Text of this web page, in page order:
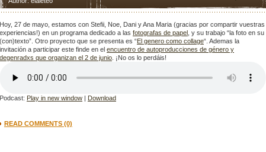
Hoy, 27 de mayo, estamos con Stefii, Noe, Dani y Ana Maria (gracias por compartir vuestras
experiencias!) en un programa dedicado a las fotografas de papel , y su trabajo “la foto en su
(con)texto”. Otro proyecto que se presenta es “El genero como collage“. Ademas la
invitación a participar este finde en el encuentro de autoproducciones de género y
degenradxs que organizan el 2 de junio . ¡No os lo perdáis!
Podcast: Play in new window | Download
READ COMMENTS (0)